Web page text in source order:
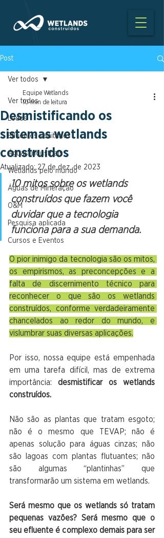
Post
Ver todos
Lodos
Efluentes sanitários
Águas Industriais
Wetlands pelo mundo
Águas de Mineração
O&M
Pesquisa aplicada
Cursos e Eventos
Ver todos
Desmistificando os
sistemas wetlands
construídos
Equipe Wetlands
10 min de leitura
Atualizado:27 de dez. de 2023
10 mitos sobre os wetlands
construídos que fazem você
duvidar que a tecnologia
funciona para a sua demanda.
O pior inimigo da tecnologia são os mitos,
os empirismos, as preconcepções e a
falta de discernimento técnico para
reconhecer o que são os wetlands
construídos, conforme verdadeiramente
chancelados ao redor do mundo, e
vislumbrar suas diversas aplicações.
Por isso, nossa equipe está empenhada
em uma tarefa difícil, mas de extrema
importância: desmistificar os wetlands
construídos.
Não são as plantas que tratam esgoto;
não é o mesmo que TEVAP; não é
apenas solução para águas cinzas; não
são lagoas com plantas flutuantes; não
são algumas “plantinhas” que
transformarão um sistema em wetlands.
Será mesmo que os wetlands só tratam
pequenas vazões? Será mesmo que o
seu efluente é complexo demais para ser